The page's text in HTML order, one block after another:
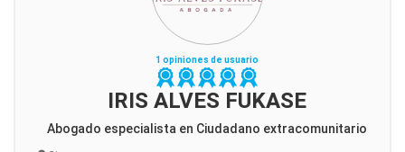
1 opiniones de usuario
IRIS ALVES FUKASE
Abogado especialista en Ciudadano extracomunitario